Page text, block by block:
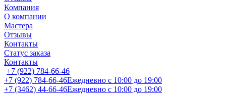
Компания
О компании
Мастера
Отзывы
Контакты
Статус заказа
Контакты
+7 (922) 784-66-46
+7 (922) 784-66-46Ежедневно с 10:00 до 19:00
+7 (3462) 44-66-46Ежедневно с 10:00 до 19:00